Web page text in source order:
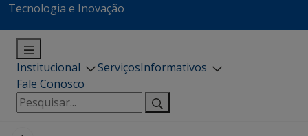
Tecnologia e Inovação
Institucional ServiçosInformativos
Fale Conosco
Pesquisar
por: